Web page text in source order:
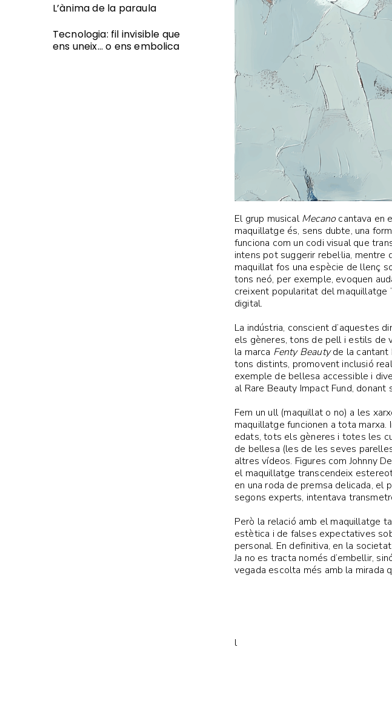
El grup musicalMecano cantava en
maquillatge és, sens dubte, una
funciona com un codi visual que
intens pot suggerir rebel·lia,
maquillat fos una espècie de llenç
tons neó, per exemple, evoquen
creixent popularitat del maquillatge
digital.
La indústria, conscient d’aquestes
els gèneres, tons de pell i estils de
la marca Fenty Beautyde la cantant
tons distints, promovent inclusió
exemple de bellesa accessible i
al Rare Beauty Impact Fund,
Fem un ull (maquillat o no) a les
maquillatge funcionen a tota
edats, tots els gèneres i totes les
de bellesa (les de les seves
altres vídeos. Figures com Johnny
el maquillatge transcendeix
en una roda de premsa delicada, el
segons experts, intentava
Però la relació amb el maquillatge
estètica i de falses expectatives
personal. En definitiva, en la
Ja no es tracta només d’embellir,
vegada escolta més amb la mirada
l
L’ànima de la paraula
Tecnologia: fil invisible que
ens uneix… o ens embolica